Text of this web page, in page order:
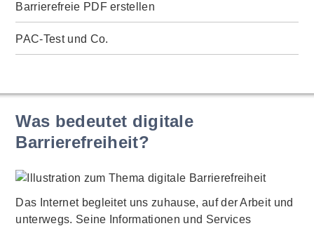
Barrierefreie PDF erstellen
PAC-Test und Co.
Was bedeutet digitale
Barrierefreiheit?
Das Internet begleitet uns zuhause, auf der Arbeit und
unterwegs. Seine Informationen und Services